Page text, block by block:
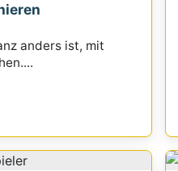
anders ist, mit